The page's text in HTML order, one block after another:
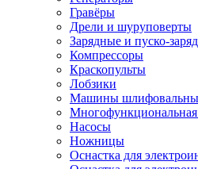
Гравёры
Дрели и шуруповерты
Зарядные и пуско-
Компрессоры
Краскопульты
Лобзики
Машины
Насосы
Ножницы
Оснастка для